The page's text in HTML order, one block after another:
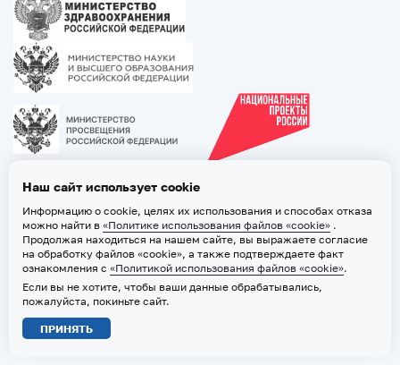
2026 © ТВГМУ. Все права защищены
Политика обработки персональных данных
Политика использования файлов «cookie»
Наш сайт использует cookie
Информацию о cookie, целях их использования и способах отказа
можно найти в «Политике использования файлов «cookie» .
Продолжая находиться на нашем сайте, вы выражаете согласие
на обработку файлов «cookie», а также подтверждаете факт
ознакомления с «Политикой использования файлов «cookie».
Если вы не хотите, чтобы ваши данные обрабатывались,
пожалуйста, покиньте сайт.
ПРИНЯТЬ